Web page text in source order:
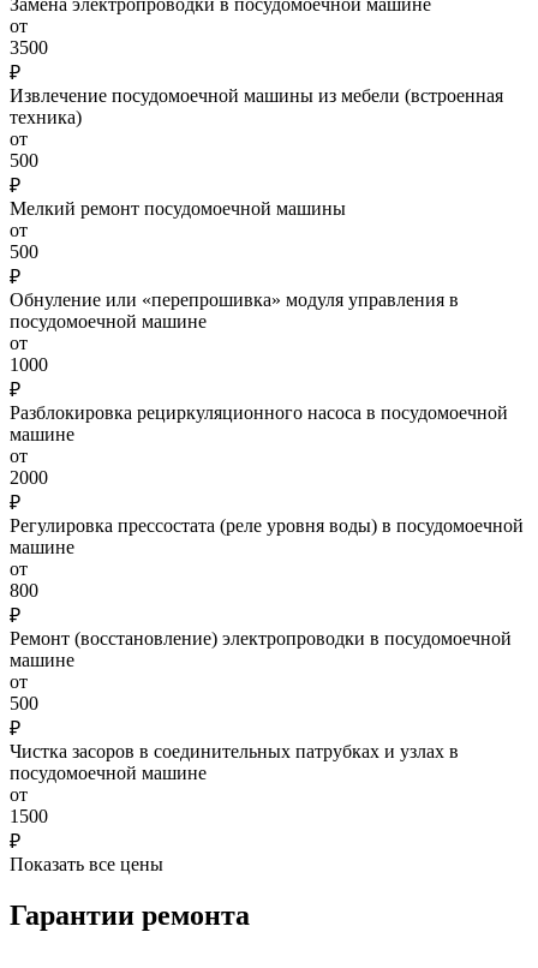
от
3500
₽
Извлечение посудомоечной машины из мебели (встроенная
техника)
от
500
₽
Мелкий ремонт посудомоечной машины
от
500
₽
Обнуление или «перепрошивка» модуля управления в
посудомоечной машине
от
1000
₽
Разблокировка рециркуляционного насоса в посудомоечной
машине
от
2000
₽
Регулировка прессостата (реле уровня воды) в посудомоечной
машине
от
800
₽
Ремонт (восстановление) электропроводки в посудомоечной
машине
от
500
₽
Чистка засоров в соединительных патрубках и узлах в
посудомоечной машине
от
1500
₽
Показать все цены
Гарантии ремонта